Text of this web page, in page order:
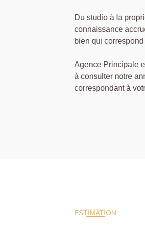
Du studio à la
connaissance
bien qui
Agence Principale
à consulter notre
correspondant à
ESTIMATION